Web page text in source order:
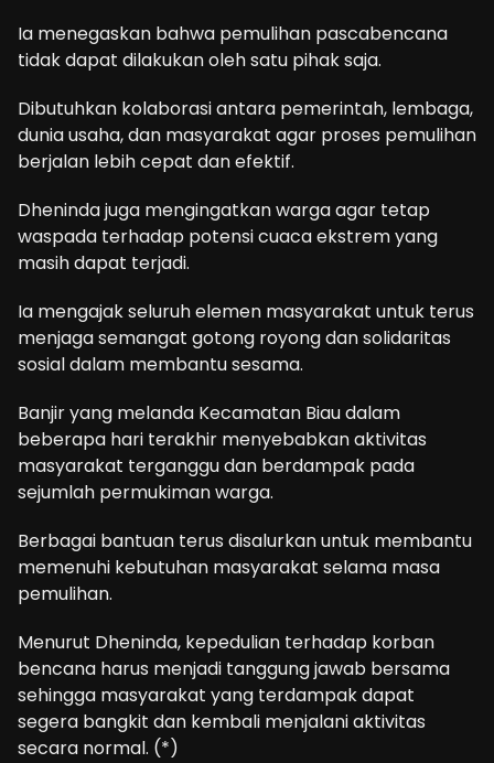
Ia menegaskan bahwa pemulihan pascabencana
tidak dapat dilakukan oleh satu pihak saja.
Dibutuhkan kolaborasi antara pemerintah, lembaga,
dunia usaha, dan masyarakat agar proses pemulihan
berjalan lebih cepat dan efektif.
Dheninda juga mengingatkan warga agar tetap
waspada terhadap potensi cuaca ekstrem yang
masih dapat terjadi.
Ia mengajak seluruh elemen masyarakat untuk terus
menjaga semangat gotong royong dan solidaritas
sosial dalam membantu sesama.
Banjir yang melanda Kecamatan Biau dalam
beberapa hari terakhir menyebabkan aktivitas
masyarakat terganggu dan berdampak pada
sejumlah permukiman warga.
Berbagai bantuan terus disalurkan untuk membantu
memenuhi kebutuhan masyarakat selama masa
pemulihan.
Menurut Dheninda, kepedulian terhadap korban
bencana harus menjadi tanggung jawab bersama
sehingga masyarakat yang terdampak dapat
segera bangkit dan kembali menjalani aktivitas
secara normal. (*)